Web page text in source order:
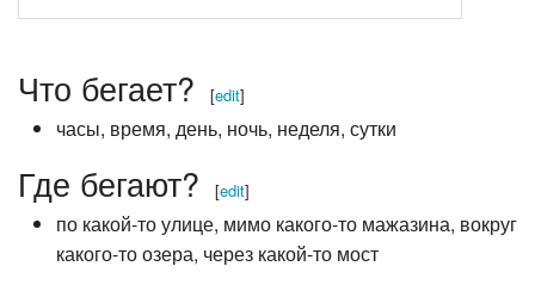
Что бегает? [edit]
часы, время, день, ночь, неделя, сутки
Где бегают? [edit]
по какой-то улице, мимо какого-то мажазина, вокруг
какого-то озера, через какой-то мост